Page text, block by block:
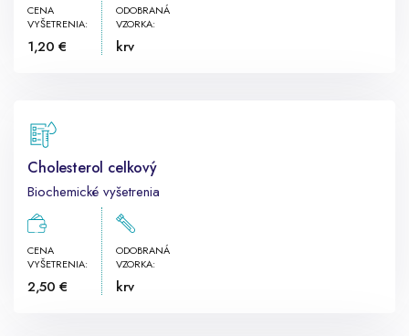
CENA
VYŠETRENIA:
1,20 €
ODOBRANÁ
VZORKA:
krv
Cholesterol celkový
Biochemické vyšetrenia
CENA
VYŠETRENIA:
2,50 €
ODOBRANÁ
VZORKA:
krv